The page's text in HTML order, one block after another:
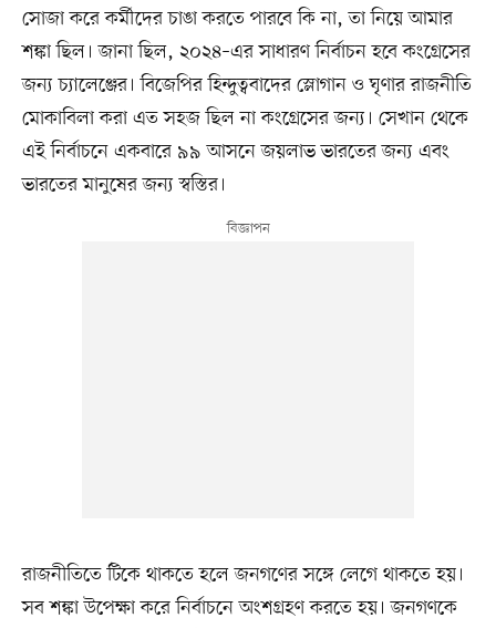
সোজা করে কর্মীদের চাঙা করতে পারবে কি না, তা নিয়ে আমার
শঙ্কা ছিল। জানা ছিল, ২০২৪–এর সাধারণ নির্বাচন হবে কংগ্রেসের
জন্য চ্যালেঞ্জের। বিজেপির হিন্দুত্ববাদের স্লোগান ও ঘৃণার রাজনীতি
মোকাবিলা করা এত সহজ ছিল না কংগ্রেসের জন্য। সেখান থেকে
এই নির্বাচনে একবারে ৯৯ আসনে জয়লাভ ভারতের জন্য এবং
ভারতের মানুষের জন্য স্বস্তির।
রাজনীতিতে টিকে থাকতে হলে জনগণের সঙ্গে লেগে থাকতে হয়।
সব শঙ্কা উপেক্ষা করে নির্বাচনে অংশগ্রহণ করতে হয়। জনগণকে